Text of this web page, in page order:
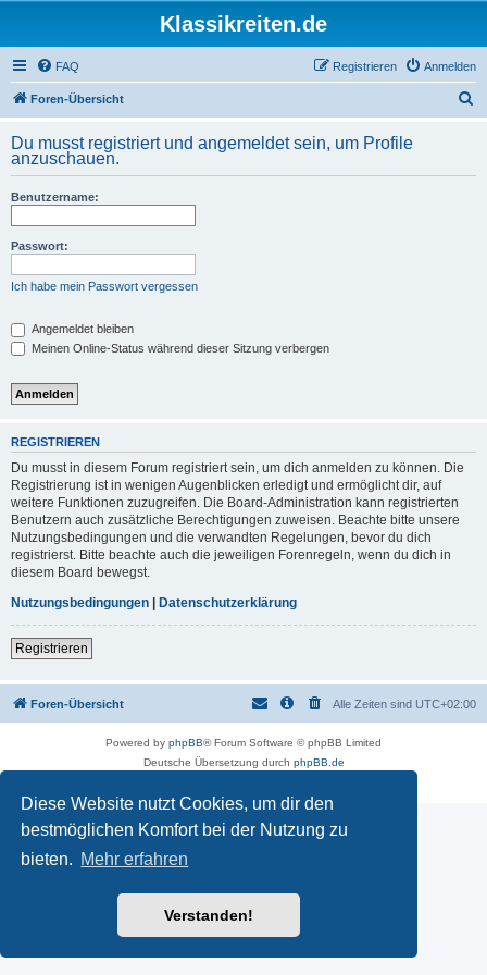
Diese Website nutzt Cookies, um dir den
bestmöglichen Komfort bei der Nutzung zu
bieten. Mehr erfahren
Verstanden!
Klassikreiten.de
FAQ Anmelden
Registrieren
Foren-Übersicht
h
Du musst registriert und angemeldet sein, um Profile
anzuschauen.
Benutzername:
Passwort:
Ich habe mein Passwort vergessen
Angemeldet bleiben
Meinen Online-Status während dieser Sitzung verbergen
REGISTRIEREN
Du musst in diesem Forum registriert sein, um dich anmelden zu können. Die
Registrierung ist in wenigen Augenblicken erledigt und ermöglicht dir, auf
weitere Funktionen zuzugreifen. Die Board-Administration kann registrierten
Benutzern auch zusätzliche Berechtigungen zuweisen. Beachte bitte unsere
Nutzungsbedingungen und die verwandten Regelungen, bevor du dich
registrierst. Bitte beachte auch die jeweiligen Forenregeln, wenn du dich in
diesem Board bewegst.
Nutzungsbedingungen | Datenschutzerklärung
Registrieren
Foren-Übersicht Alle Zeiten sind UTC+02:00
Powered by phpBB® Forum Software © phpBB Limited
Deutsche Übersetzung durch phpBB.de